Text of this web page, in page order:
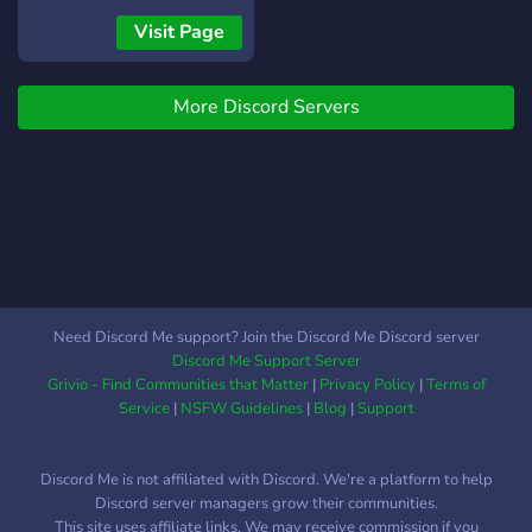
aktywne kanały do rozmów
na każdy temat, od strategii
społeczność jest przyjazna i
otwarta na nowych graczy!
جمع اللاعبين العرب في مكان
واحد للعب، التفاعل، وتكوين
فرق احترافية. ╭━━━ :fire: ماذا
البحث عن لاعبين ↳ يمكنك
:trophy: **مجتمع عربي
محترم** ↳ بيئة آمنة وودية
لجميع اللاعبين العرب.
:chart_with_upwards_trend:
مهاراتك. :handshake: **تكوين
فرق وصداقات** ↳ انضم إلى
Visit Page
More Discord Servers
Need Discord Me support? Join the Discord Me Discord server
Discord Me Support Server
Grivio - Find Communities that Matter| Privacy Policy|Terms of
Service| NSFW Guidelines| Blog |Support
Discord Me is not affiliated with Discord. We're a platform to help
Discord server managers grow their communities.
This site uses affiliate links. We may receive commission if you